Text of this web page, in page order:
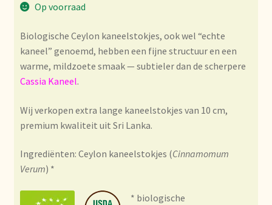
Certificats biologiques
Commande et délai de livraison
Condiciones generales
Conditions générales
Op voorraad
Biologische Ceylon kaneelstokjes, ook wel “echte
kaneel” genoemd, hebben een fijne structuur en een
warme, mildzoete smaak — subtieler dan de scherpere
Cassia Kaneel.
Wij verkopen extra lange kaneelstokjes van 10 cm,
premium kwaliteit uit Sri Lanka.
Ingrediënten: Ceylon kaneelstokjes (Cinnamomum
Verum) *
* biologische